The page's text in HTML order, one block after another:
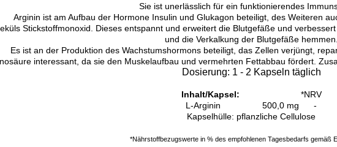
Sie ist unerlässlich für ein funktionierendes
Arginin ist am Aufbau der Hormone Insulin und Glukagon beteiligt, des Weiteren
Stickstoffmonoxid. Dieses entspannt und erweitert die Blutgefäße und
und die Verkalkung der Blutgefäße hemmen.
Es ist an der Produktion des Wachstumshormons beteiligt, das Zellen verjüngt,
interessant, da sie den Muskelaufbau und vermehrten Fettabbau fördert.
Dosierung: 1 - 2 Kapseln täglich
Inhalt/Kapsel: *NRV
L-Arginin 500,0 mg -
Kapselhülle: pflanzliche Cellulose
*Nährstoffbezugswerte in % des empfohlenen Tagesbedarfs gemäß